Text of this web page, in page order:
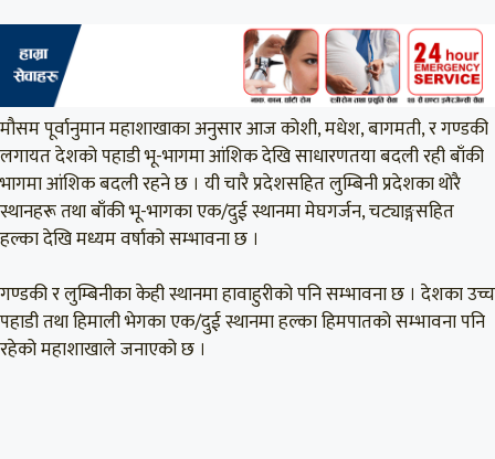
मौसम पूर्वानुमान महाशाखाका अनुसार आज कोशी, मधेश, बागमती, र गण्डकी
लगायत देशको पहाडी भू-भागमा आंशिक देखि साधारणतया बदली रही बाँकी
भागमा आंशिक बदली रहने छ । यी चारै प्रदेशसहित लुम्बिनी प्रदेशका थोरै
स्थानहरू तथा बाँकी भू-भागका एक/दुई स्थानमा मेघगर्जन, चट्याङ्गसहित
हल्का देखि मध्यम वर्षाको सम्भावना छ ।
गण्डकी र लुम्बिनीका केही स्थानमा हावाहुरीको पनि सम्भावना छ । देशका उच्च
पहाडी तथा हिमाली भेगका एक/दुई स्थानमा हल्का हिमपातको सम्भावना पनि
रहेको महाशाखाले जनाएको छ ।